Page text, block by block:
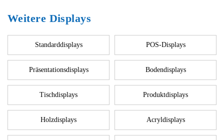
Weitere Displays
Standarddisplays POS-Displays
Präsentationsdisplays Bodendisplays
Tischdisplays Produktdisplays
Holzdisplays Acryldisplays